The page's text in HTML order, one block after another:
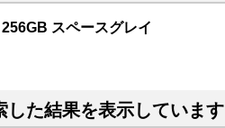
スペースグレイ
した結果を表示しています